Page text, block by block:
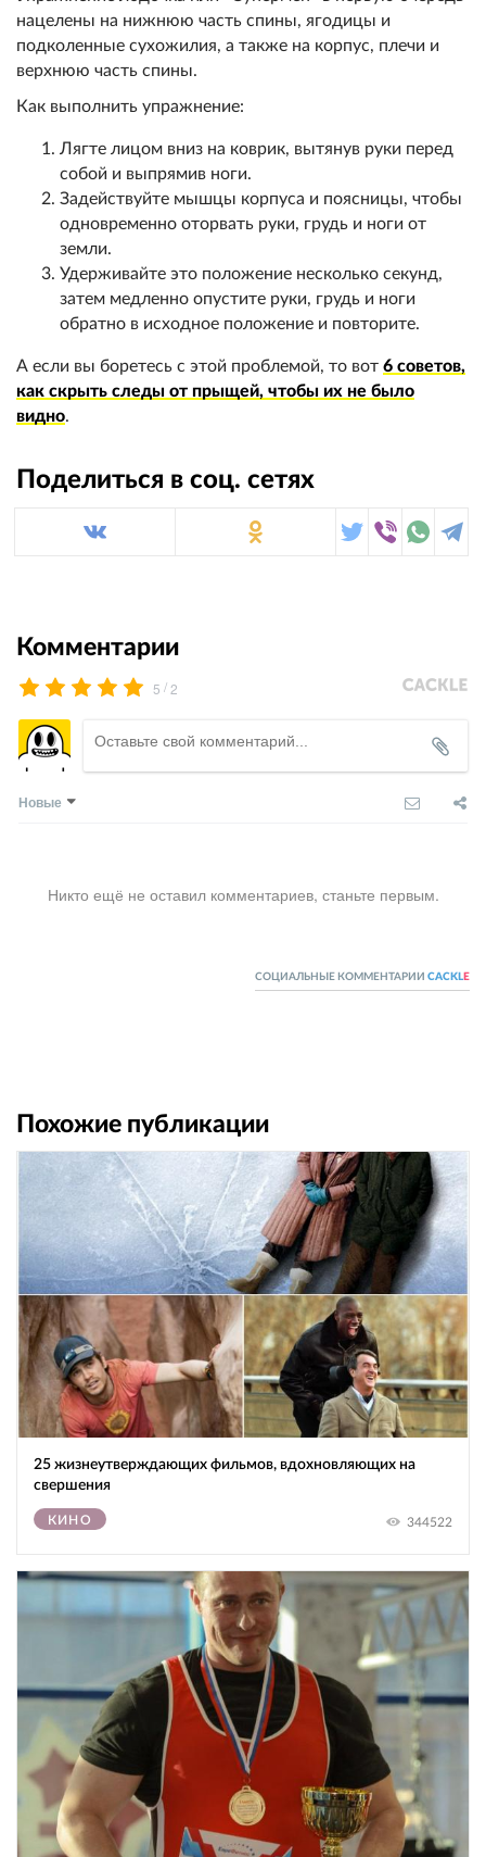
нацелены на нижнюю часть спины, ягодицы и
подколенные сухожилия, а также на корпус, плечи и
верхнюю часть спины.
Как выполнить упражнение:
Лягте лицом вниз на коврик, вытянув руки перед
собой и выпрямив ноги.
Задействуйте мышцы корпуса и поясницы, чтобы
одновременно оторвать руки, грудь и ноги от
земли.
Удерживайте это положение несколько секунд,
затем медленно опустите руки, грудь и ноги
обратно в исходное положение и повторите.
А если вы боретесь с этой проблемой, то вот 6 советов,
как скрыть следы от прыщей, чтобы их не было
видно.
Поделиться в соц. сетях
Комментарии
5 /2
Новые
Никто ещё не оставил комментариев, станьте первым.
СОЦИАЛЬНЫЕ КОММЕНТАРИИ CACKL E
Похожие публикации
25 жизнеутверждающих фильмов, вдохновляющих на
свершения
КИНО 344522